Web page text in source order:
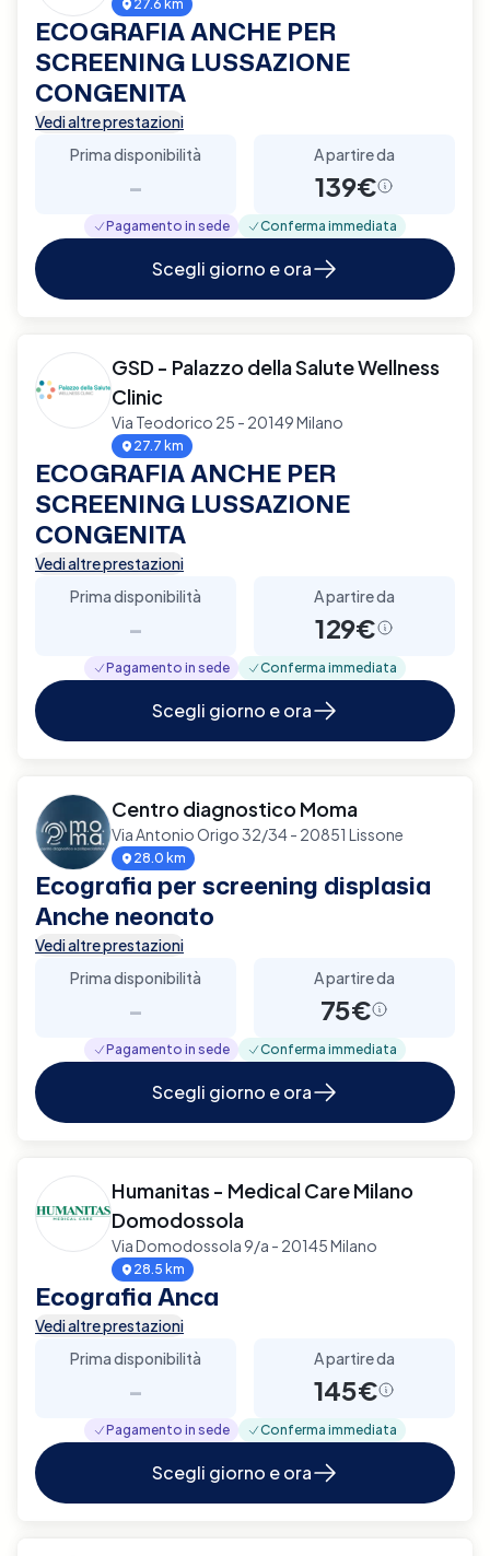
27.6 km
ECOGRAFIA ANCHE PER
SCREENING LUSSAZIONE
CONGENITA
Vedi altre prestazioni
Prima disponibilità
-
A partire da
139€
Pagamento in sede Conferma immediata
Scegli giorno e ora
GSD - Palazzo della Salute Wellness
Clinic
Via Teodorico 25 - 20149 Milano
27.7 km
ECOGRAFIA ANCHE PER
SCREENING LUSSAZIONE
CONGENITA
Vedi altre prestazioni
Prima disponibilità
-
A partire da
129€
Pagamento in sede Conferma immediata
Scegli giorno e ora
Centro diagnostico Moma
Via Antonio Origo 32/34 - 20851 Lissone
28.0 km
Ecografia per screening displasia
Anche neonato
Vedi altre prestazioni
Prima disponibilità
-
A partire da
75€
Pagamento in sede Conferma immediata
Scegli giorno e ora
Humanitas - Medical Care Milano
Domodossola
Via Domodossola 9/a - 20145 Milano
28.5 km
Ecografia Anca
Vedi altre prestazioni
Prima disponibilità
-
A partire da
145€
Pagamento in sede Conferma immediata
Scegli giorno e ora